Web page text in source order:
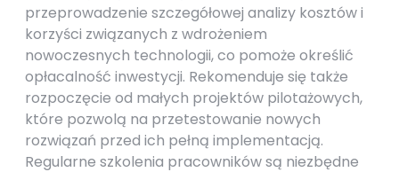
przeprowadzenie szczegółowej analizy kosztów i
korzyści związanych z wdrożeniem
nowoczesnych technologii, co pomoże określić
opłacalność inwestycji. Rekomenduje się także
rozpoczęcie od małych projektów pilotażowych,
które pozwolą na przetestowanie nowych
rozwiązań przed ich pełną implementacją.
Regularne szkolenia pracowników są niezbędne